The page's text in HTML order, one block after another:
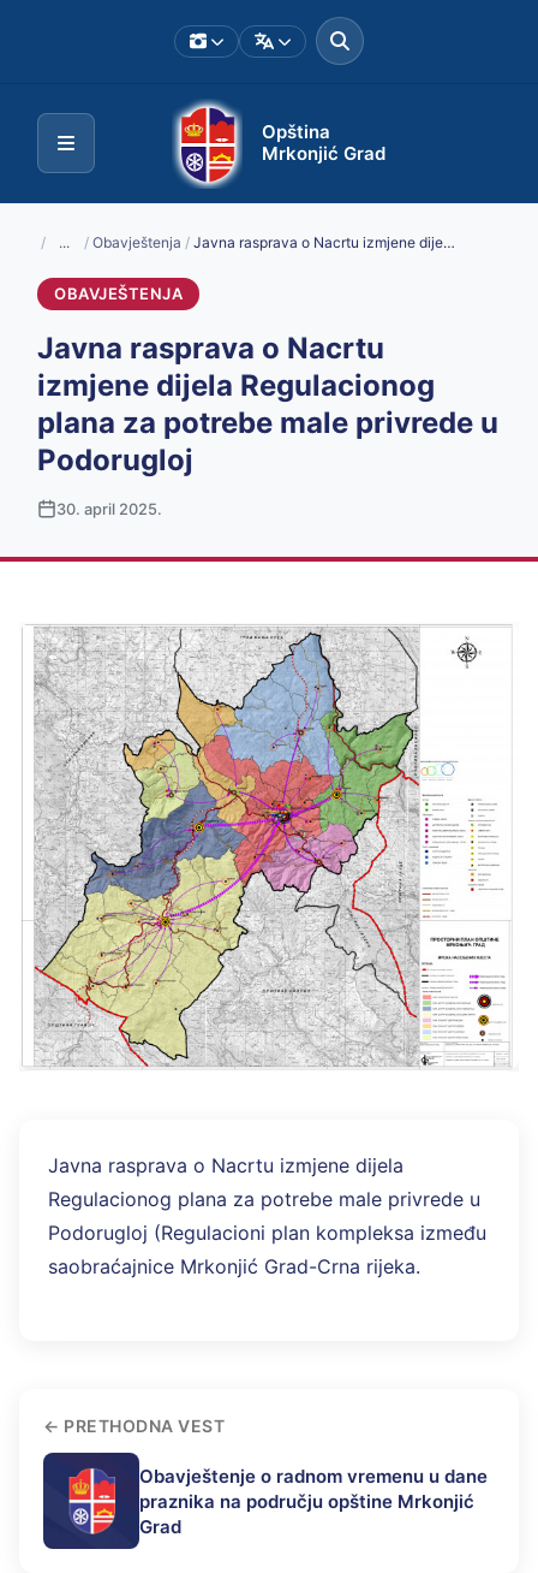
Opština
Mrkonjić Grad
/ ... / Obavještenja / Javna rasprava o Nacrtu izmjene dijela Regulacionog plana za potrebe male privrede u Podorugloj
OBAVJEŠTENJA
Javna rasprava o Nacrtu
izmjene dijela Regulacionog
plana za potrebe male privrede u
Podorugloj
30. april 2025.
Javna rasprava o Nacrtu izmjene dijela
Regulacionog plana za potrebe male privrede u
Podorugloj (Regulacioni plan kompleksa između
saobraćajnice Mrkonjić Grad-Crna rijeka.
PRETHODNA VEST
Obavještenje o radnom vremenu u dane
praznika na području opštine Mrkonjić
Grad